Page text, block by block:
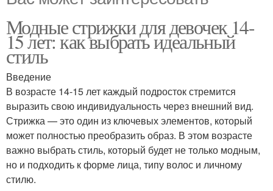
Модные стрижки для девочек 14-
15 лет: как выбрать идеальный
стиль
Введение
В возрасте 14-15 лет каждый подросток стремится
выразить свою индивидуальность через внешний вид.
Стрижка — это один из ключевых элементов, который
может полностью преобразить образ. В этом возрасте
важно выбрать стиль, который будет не только модным,
но и подходить к форме лица, типу волос и личному
стилю.